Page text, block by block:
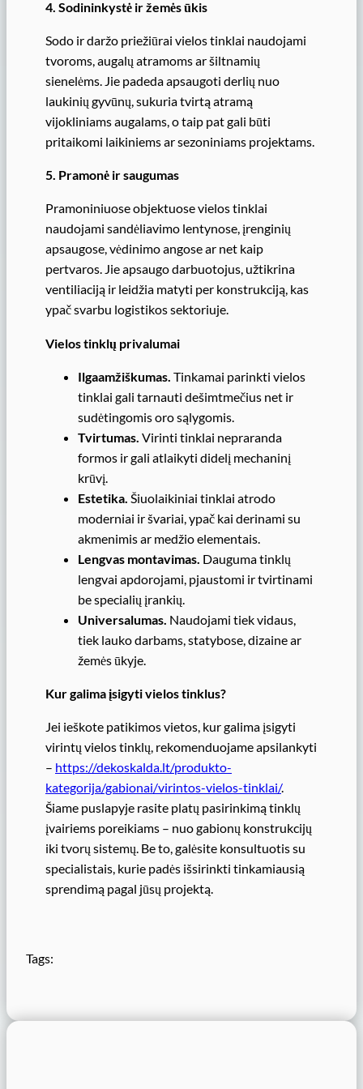
4. Sodininkystė ir žemės ūkis
Sodo ir daržo priežiūrai vielos tinklai naudojami
tvoroms, augalų atramoms ar šiltnamių
sienelėms. Jie padeda apsaugoti derlių nuo
laukinių gyvūnų, sukuria tvirtą atramą
vijokliniams augalams, o taip pat gali būti
pritaikomi laikiniems ar sezoniniams projektams.
5. Pramonė ir saugumas
Pramoniniuose objektuose vielos tinklai
naudojami sandėliavimo lentynose, įrenginių
apsaugose, vėdinimo angose ar net kaip
pertvaros. Jie apsaugo darbuotojus, užtikrina
ventiliaciją ir leidžia matyti per konstrukciją, kas
ypač svarbu logistikos sektoriuje.
Vielos tinklų privalumai
Ilgaamžiškumas. Tinkamai parinkti vielos
tinklai gali tarnauti dešimtmečius net ir
sudėtingomis oro sąlygomis.
Tvirtumas. Virinti tinklai nepraranda
formos ir gali atlaikyti didelį mechaninį
krūvį.
Estetika. Šiuolaikiniai tinklai atrodo
moderniai ir švariai, ypač kai derinami su
akmenimis ar medžio elementais.
Lengvas montavimas. Dauguma tinklų
lengvai apdorojami, pjaustomi ir tvirtinami
be specialių įrankių.
Universalumas. Naudojami tiek vidaus,
tiek lauko darbams, statybose, dizaine ar
žemės ūkyje.
Kur galima įsigyti vielos tinklus?
Jei ieškote patikimos vietos, kur galima įsigyti
virintų vielos tinklų, rekomenduojame apsilankyti
– https://dekoskalda.lt/produkto-
kategorija/gabionai/virintos-vielos-tinklai/.
Šiame puslapyje rasite platų pasirinkimą tinklų
įvairiems poreikiams – nuo gabionų konstrukcijų
iki tvorų sistemų. Be to, galėsite konsultuotis su
specialistais, kurie padės išsirinkti tinkamiausią
sprendimą pagal jūsų projektą.
Tags: